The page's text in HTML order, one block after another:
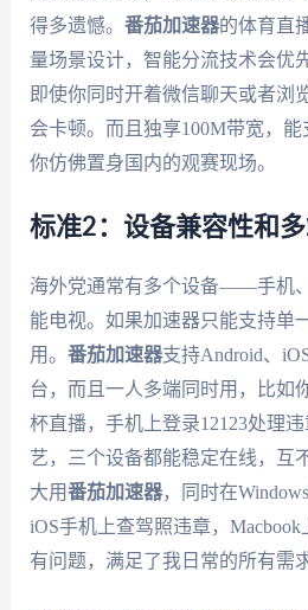
得多遗憾。 番茄加速器的体育直
量场景设计，智能分流技术会优
即使你同时开着微信聊天或者浏
会卡顿。而且独享100M带宽，
你仿佛置身国内的观赛现场。
标准2：设备兼容性和
海外党通常有多个设备——手机
能电视。如果加速器只能支持单
用。 番茄加速器支持Android、
台，而且一人多端同时用，比如
杯直播，手机上登录12123处理
艺，三个设备都能稳定在线，互
大用番茄加速器，同时在
iOS手机上查驾照违章，
有问题，满足了我日常的所有需求